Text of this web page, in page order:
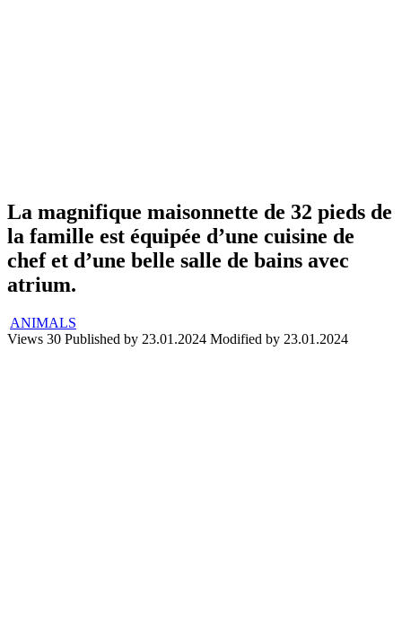
La magnifique maisonnette de 32 pieds de
la famille est équipée d’une cuisine de
chef et d’une belle salle de bains avec
atrium.
ANIMALS
Views 30 Published by 23.01.2024 Modified by 23.01.2024